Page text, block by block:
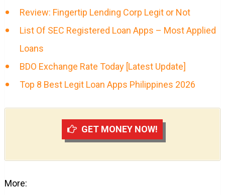
Review: Fingertip Lending Corp Legit or Not
List Of SEC Registered Loan Apps – Most Applied
Loans
BDO Exchange Rate Today [Latest Update]
Top 8 Best Legit Loan Apps Philippines 2026
GET MONEY NOW!
More: